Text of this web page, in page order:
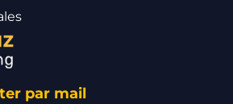
par mail